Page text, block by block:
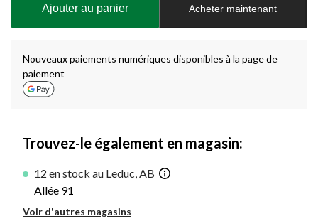
à
Ajouter au panier Acheter maintenant
Nouveaux paiements numériques disponibles à la page de
paiement
Trouvez-le également en magasin:
12 en stock au Leduc, AB
Allée 91
Voir d'autres magasins